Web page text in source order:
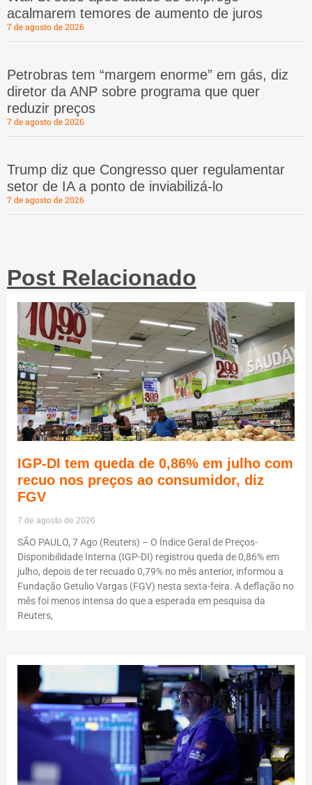
acalmarem temores de aumento de juros
7 de agosto de 2026
Petrobras tem “margem enorme” em gás, diz
diretor da ANP sobre programa que quer
reduzir preços
7 de agosto de 2026
Trump diz que Congresso quer regulamentar
setor de IA a ponto de inviabilizá-lo
7 de agosto de 2026
Post Relacionado
IGP-DI tem queda de 0,86% em julho com
recuo nos preços ao consumidor, diz
FGV
7 de agosto de 2026
SÃO PAULO, 7 Ago (Reuters) – O Índice Geral de Preços-
Disponibilidade Interna (IGP-DI) registrou queda de 0,86% em
julho, depois de ter recuado 0,79% no mês anterior, informou a
Fundação Getulio Vargas (FGV) nesta sexta-feira. A deflação no
mês foi menos intensa do que a esperada em pesquisa da
Reuters,